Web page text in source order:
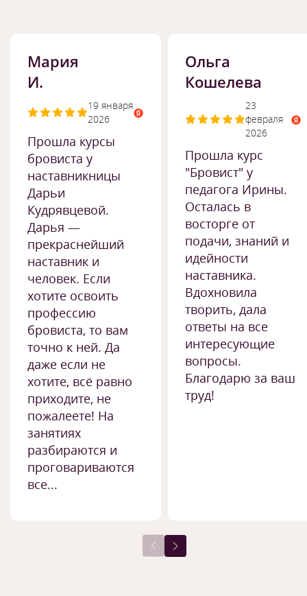
Мария
И.
19 января
2026
Прошла курсы
бровиста у
наставникницы
Дарьи
Кудрявцевой.
Дарья —
прекраснейший
наставник и
человек. Если
хотите освоить
профессию
бровиста, то вам
точно к ней. Да
даже если не
хотите, всё равно
приходите, не
пожалеете! На
занятиях
разбираются и
проговариваются
все...
Ольга
Кошелева
23
февраля
2026
Прошла курс
"Бровист" у
педагога Ирины.
Осталась в
восторге от
подачи, знаний и
идейности
наставника.
Вдохновила
творить, дала
ответы на все
интересующие
вопросы.
Благодарю за ваш
труд!